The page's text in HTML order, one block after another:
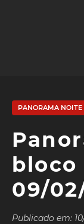
PANORAMA NOITE
bloco
09/
Publicado em: